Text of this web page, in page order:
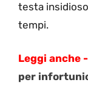
testa
tempi.
Leggi anche
per